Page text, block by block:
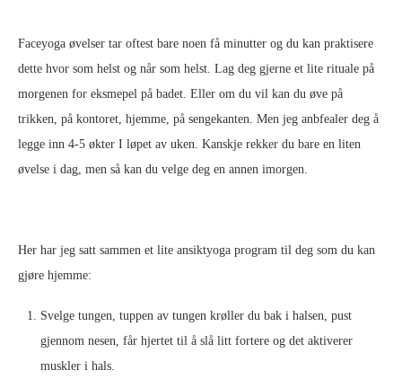
Faceyoga øvelser tar oftest bare noen få minutter og du kan praktisere
dette hvor som helst og når som helst. Lag deg gjerne et lite rituale på
morgenen for eksmepel på badet. Eller om du vil kan du øve på
trikken, på kontoret, hjemme, på sengekanten. Men jeg anbfealer deg å
legge inn 4-5 økter I løpet av uken. Kanskje rekker du bare en liten
øvelse i dag, men så kan du velge deg en annen imorgen.
Her har jeg satt sammen et lite ansiktyoga program til deg som du kan
gjøre hjemme:
Svelge tungen, tuppen av tungen krøller du bak i halsen, pust
gjennom nesen, får hjertet til å slå litt fortere og det aktiverer
muskler i hals.